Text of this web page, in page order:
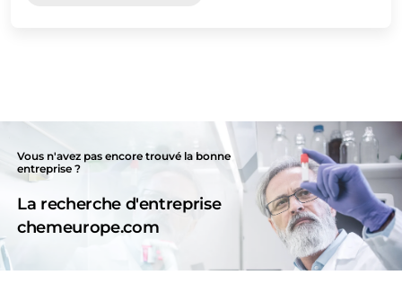
Vous n'avez pas encore trouvé la bonne
entreprise ?
La recherche d'entreprise
chemeurope.com